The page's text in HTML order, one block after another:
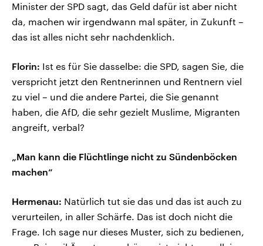
Minister der SPD sagt, das Geld dafür ist aber nicht
da, machen wir irgendwann mal später, in Zukunft –
das ist alles nicht sehr nachdenklich.
Florin: Ist es für Sie dasselbe: die SPD, sagen Sie, die
verspricht jetzt den Rentnerinnen und Rentnern viel
zu viel – und die andere Partei, die Sie genannt
haben, die AfD, die sehr gezielt Muslime, Migranten
angreift, verbal?
„Man kann die Flüchtlinge nicht zu Sündenböcken
machen“
Hermenau: Natürlich tut sie das und das ist auch zu
verurteilen, in aller Schärfe. Das ist doch nicht die
Frage. Ich sage nur dieses Muster, sich zu bedienen,